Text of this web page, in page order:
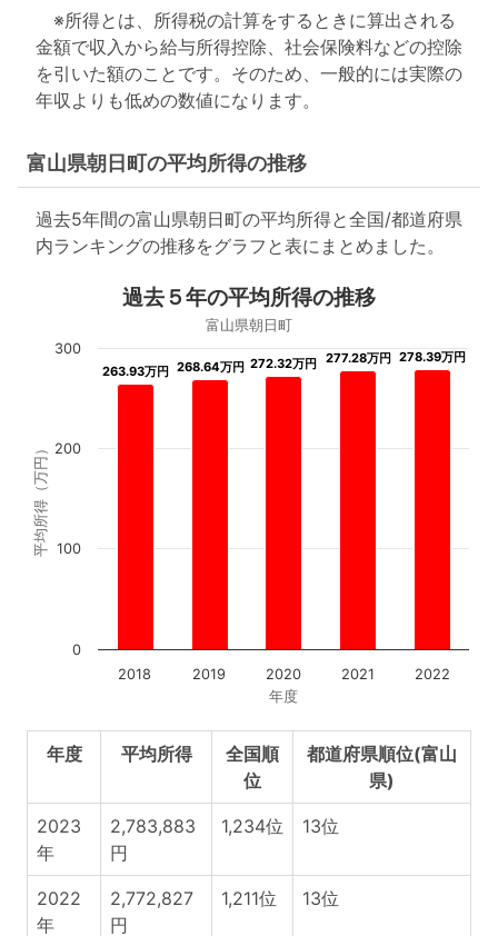
※所得とは、所得税の計算をするときに算出される
金額で収入から給与所得控除、社会保険料などの控除
を引いた額のことです。そのため、一般的には実際の
年収よりも低めの数値になります。
富山県朝日町の平均所得の推移
過去5年間の富山県朝日町の平均所得と全国/都道府県
内ランキングの推移をグラフと表にまとめました。
年度
平均所得（万円）
過去５年の平均所得の推移
富山県朝日町
263.93万円
263.93万円 268.64万円
268.64万円 272.32万円
272.32万円 277.28万円
277.28万円 278.39万円
278.39万円
2018 2019 2020 2021 2022
0
100
200
300
年度 平均所得
全国順
位
都道府県順位(富山
県)
2023
年
2,783,883
円
1,234位 13位
2022
年
2,772,827
円
1,211位 13位